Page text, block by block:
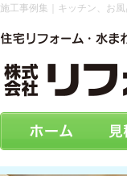
施工事例集｜キッチン、お